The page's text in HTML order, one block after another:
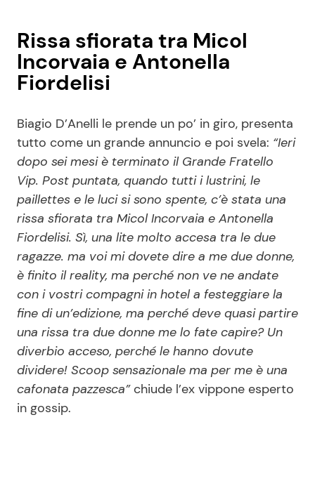
Rissa sfiorata tra Micol
Incorvaia e Antonella
Fiordelisi
Biagio D’Anelli le prende un po’ in giro, presenta
tutto come un grande annuncio e poi svela: “Ieri
dopo sei mesi è terminato il Grande Fratello
Vip. Post puntata, quando tutti i lustrini, le
paillettes e le luci si sono spente, c’è stata una
rissa sfiorata tra Micol Incorvaia e Antonella
Fiordelisi. Sì, una lite molto accesa tra le due
ragazze. ma voi mi dovete dire a me due donne,
è finito il reality, ma perché non ve ne andate
con i vostri compagni in hotel a festeggiare la
fine di un’edizione, ma perché deve quasi partire
una rissa tra due donne me lo fate capire? Un
diverbio acceso, perché le hanno dovute
dividere! Scoop sensazionale ma per me è una
cafonata pazzesca”chiude l’ex vippone esperto
in gossip.